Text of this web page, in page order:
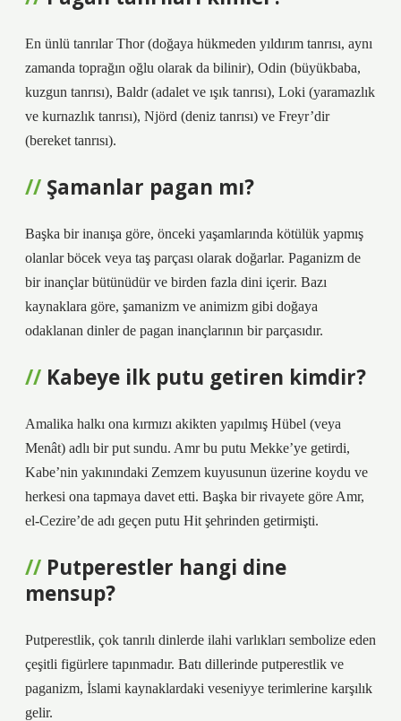
En ünlü tanrılar Thor (doğaya hükmeden yıldırım tanrısı, aynı
zamanda toprağın oğlu olarak da bilinir), Odin (büyükbaba,
kuzgun tanrısı), Baldr (adalet ve ışık tanrısı), Loki (yaramazlık
ve kurnazlık tanrısı), Njörd (deniz tanrısı) ve Freyr’dir
(bereket tanrısı).
Şamanlar pagan mı?
Başka bir inanışa göre, önceki yaşamlarında kötülük yapmış
olanlar böcek veya taş parçası olarak doğarlar. Paganizm de
bir inançlar bütünüdür ve birden fazla dini içerir. Bazı
kaynaklara göre, şamanizm ve animizm gibi doğaya
odaklanan dinler de pagan inançlarının bir parçasıdır.
Kabeye ilk putu getiren kimdir?
Amalika halkı ona kırmızı akikten yapılmış Hübel (veya
Menât) adlı bir put sundu. Amr bu putu Mekke’ye getirdi,
Kabe’nin yakınındaki Zemzem kuyusunun üzerine koydu ve
herkesi ona tapmaya davet etti. Başka bir rivayete göre Amr,
el-Cezire’de adı geçen putu Hit şehrinden getirmişti.
Putperestler hangi dine
mensup?
Putperestlik, çok tanrılı dinlerde ilahi varlıkları sembolize eden
çeşitli figürlere tapınmadır. Batı dillerinde putperestlik ve
paganizm, İslami kaynaklardaki veseniyye terimlerine karşılık
gelir.